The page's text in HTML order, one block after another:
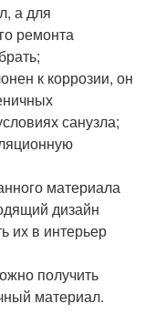
а для
ремонта
к коррозии, он
санузла;
материала
дизайн
их в интерьер
получить
материал.